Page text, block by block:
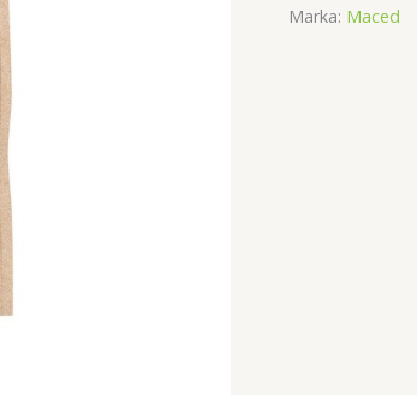
Marka: Maced